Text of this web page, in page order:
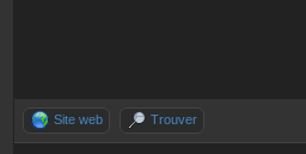
Site web Trouver